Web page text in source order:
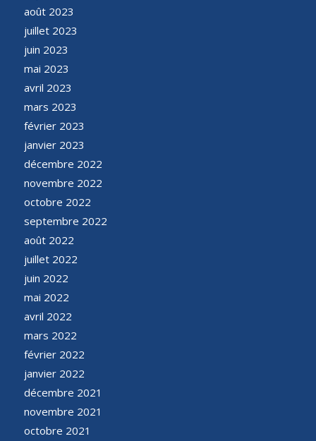
août 2023
juillet 2023
juin 2023
mai 2023
avril 2023
mars 2023
février 2023
janvier 2023
décembre 2022
novembre 2022
octobre 2022
septembre 2022
août 2022
juillet 2022
juin 2022
mai 2022
avril 2022
mars 2022
février 2022
janvier 2022
décembre 2021
novembre 2021
octobre 2021